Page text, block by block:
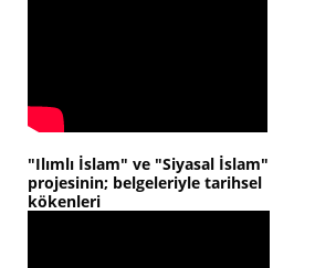
"Ilımlı İslam" ve "Siyasal İslam"
projesinin; belgeleriyle tarihsel
kökenleri